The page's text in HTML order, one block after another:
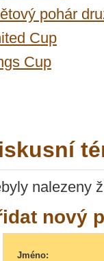
pohár
Cup
Cup
nalezeny
nový
Jméno: